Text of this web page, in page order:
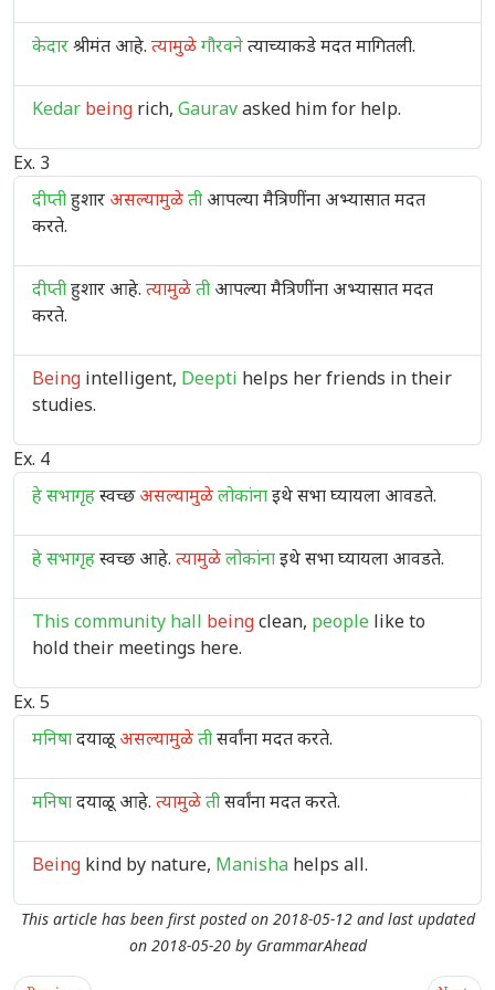
केदारश्रीमंत आहे. त्यामुळेगौरवनेत्याच्याकडे मदत मागितली.
Kedar being rich, Gauravasked him for help.
Ex. 3
दीप्तीहुशार असल्यामुळेती आपल्या मैत्रिणींना अभ्यासात मदत
करते.
दीप्तीहुशार आहे. त्यामुळेती आपल्या मैत्रिणींना अभ्यासात मदत
करते.
Being intelligent, Deepti helps her friends in their
studies.
Ex. 4
हे सभागृहस्वच्छअसल्यामुळेलोकांनाइथे सभा घ्यायला आवडते.
हे सभागृहस्वच्छ आहे. त्यामुळेलोकांनाइथे सभा घ्यायला आवडते.
This community hall beingclean, people like to
hold their meetings here.
Ex. 5
मनिषादयाळू असल्यामुळेतीसर्वांना मदत करते.
मनिषादयाळू आहे. त्यामुळेतीसर्वांना मदत करते.
Being kind by nature, Manisha helps all.
This article has been first posted on 2018-05-12 and last updated
on 2018-05-20by GrammarAhead